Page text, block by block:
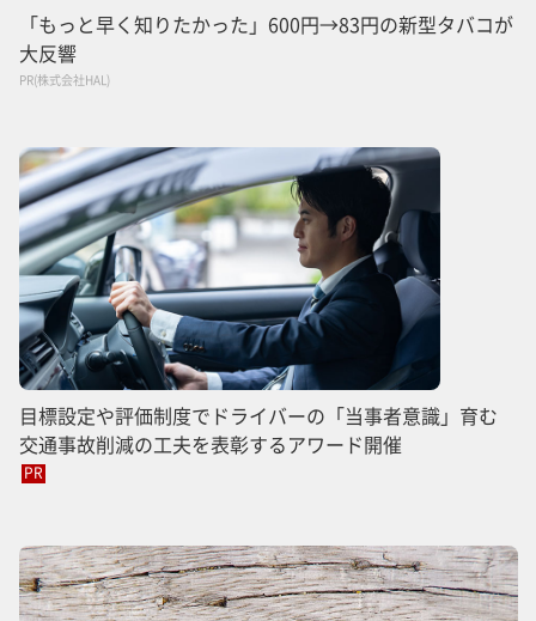
「もっと早く知りたかった」600円→83円の新型タバコが
大反響
PR(株式会社HAL)
目標設定や評価制度でドライバーの「当事者意識」育む
交通事故削減の工夫を表彰するアワード開催
PR